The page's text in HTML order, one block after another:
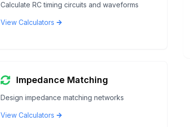
Calculate RC timing circuits and waveforms
View Calculators
Impedance Matching
Design impedance matching networks
View Calculators